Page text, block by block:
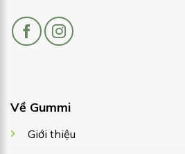
Về Gummi
Giới thiệu